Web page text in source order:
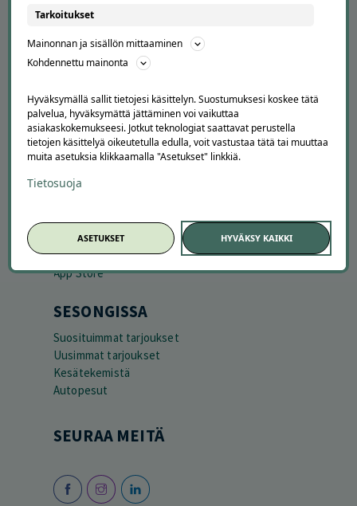
Offerilla mediassa
YRITYKSILLE
Markkinoi Offerillassa
Partneriportaali
LATAA APPI
SESONGISSA
Suosituimmat tarjoukset
Uusimmat tarjoukset
Kesätekemistä
Autopesut
SEURAA MEITÄ
Tarkoitukset
Mainonnan ja sisällön mittaaminen
Kohdennettu mainonta
Hyväksymällä sallit tietojesi käsittelyn. Suostumuksesi koskee tätä
palvelua, hyväksymättä jättäminen voi vaikuttaa
asiakaskokemukseesi. Jotkut teknologiat saattavat perustella
tietojen käsittelyä oikeutetulla edulla, voit vastustaa tätä tai muuttaa
muita asetuksia klikkaamalla "Asetukset" linkkiä.
Tietosuoja
ASETUKSET HYVÄKSY KAIKKI